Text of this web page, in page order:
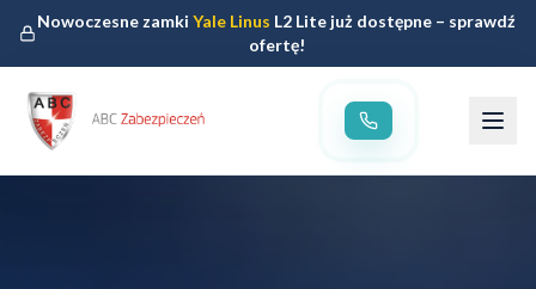
Nowoczesne zamkiYale Linus L2 Lite już dostępne – sprawdź
ofertę!